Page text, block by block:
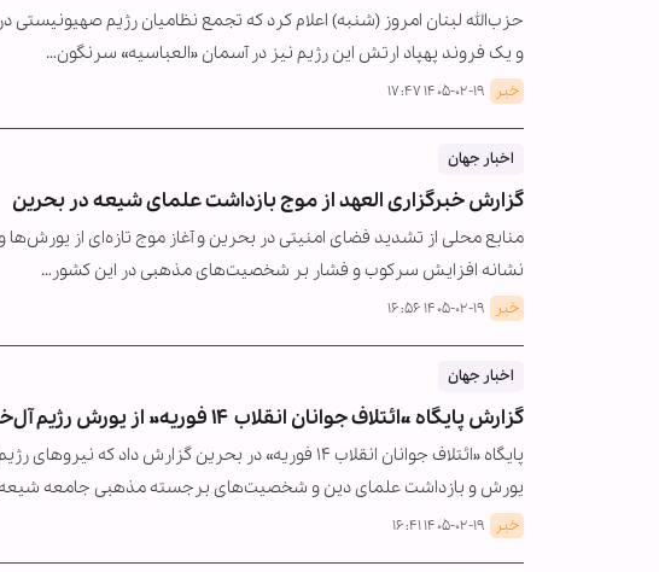
حزب‌الله لبنان امروز (شنبه) اعلام کرد که تجمع نظامیان رژیم
و یک فروند پهپاد ارتش این رژیم نیز در آسمان «العباسیه» سرنگون…
خبر ۱۴۰۵-۰۲-۱۹ ۱۷:۴۷
اخبار جهان
گزارش خبرگزاری العهد از موج بازداشت علمای شیعه در بحرین
منابع محلی از تشدید فضای امنیتی در بحرین و آغاز موج تازه‌ای از
نشانه افزایش سرکوب و فشار بر شخصیت‌های مذهبی در این کشور…
خبر ۱۴۰۵-۰۲-۱۹ ۱۶:۵۶
اخبار جهان
گزارش پایگاه «ائتلاف جوانان انقلاب ۱۴ فوریه» از یورش رژیم آل‌خلیفه به منازل شیعیان بحرین
یورش و بازداشت علمای دین و شخصیت‌های برجسته مذهبی جامعه
خبر ۱۴۰۵-۰۲-۱۹ ۱۶:۴۱